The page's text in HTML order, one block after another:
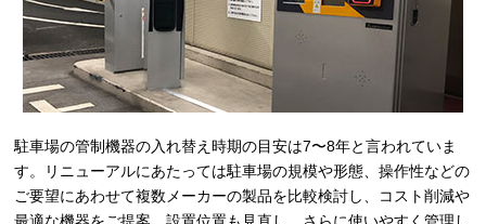
駐車場の管制機器の入れ替え時期の目安は7〜8年と言われていま
す。リニューアルにあたっては駐車場の規模や形態、操作性などの
ご要望にあわせて複数メーカーの製品を比較検討し、コスト削減や